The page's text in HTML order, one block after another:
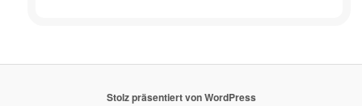
Stolz präsentiert von WordPress